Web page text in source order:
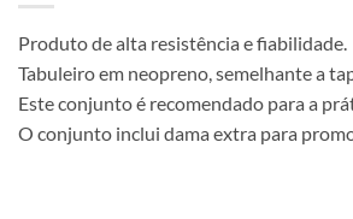
Produto de alta resistência e fiabilidade.
Tabuleiro em neopreno, semelhante a
Este conjunto é recomendado para a
O conjunto inclui dama extra para